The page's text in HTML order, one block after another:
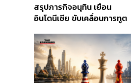
สรุปภารกิจอนุทิน เยือน
อินโดนีเซีย ขับเคลื่อนการทูต
ส่วนยุทธศาสตร์ไทย –
อินโดนีเซีย